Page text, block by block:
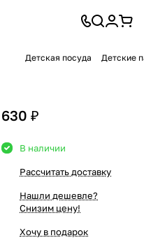
Детская посуда Детские
630 ₽
В наличии
Рассчитать доставку
Нашли дешевле?
Снизим цену!
Хочу в подарок